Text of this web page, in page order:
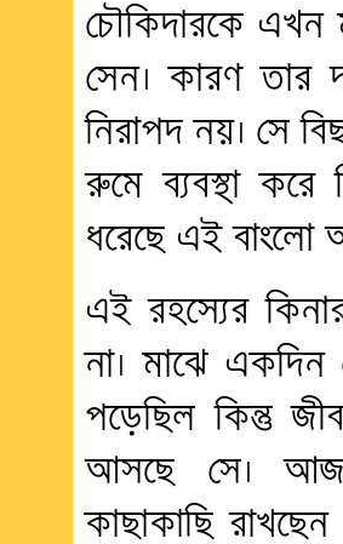
চৌকিদারকে এখন
সেন। কারণ তার
নিরাপদ নয়। সে
রুমে ব্যবস্থা করে
ধরেছে এই বাংলো
এই রহস্যের
না। মাঝে
পড়েছিল কিন্তু
আসছে সে।
কাছাকাছি